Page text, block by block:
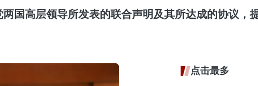
国高层领导所发表的联合声明及其所达成的协议，
点击最多